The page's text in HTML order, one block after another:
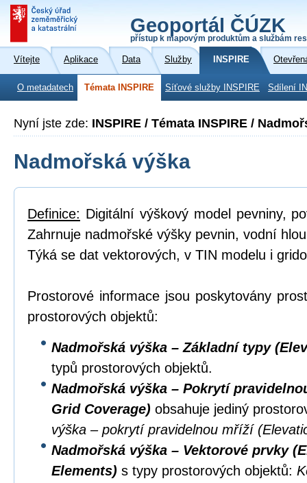
Geoportál ČÚZK
přístup k mapovým produktům a službám
Vítejte Aplikace Data Služby INSPIRE
O metadatech Témata INSPIRE Síťové služby INSPIRE Sdílení
Nyní jste zde: INSPIRE / Témata INSPIRE /
Nadmořská výška
Definice: Digitální výškový model pevniny,
Zahrnuje nadmořské výšky pevnin, vodní
Týká se dat vektorových, v TIN modelu i
Prostorové informace jsou poskytovány
prostorových objektů:
Nadmořská výška – Základní typy
typů prostorových objektů.
Nadmořská výška – Pokrytí
Grid Coverage) obsahuje jediný
výška – pokrytí pravidelnou mříží
Nadmořská výška – Vektorové prvky
Elements) s typy prostorových objektů: